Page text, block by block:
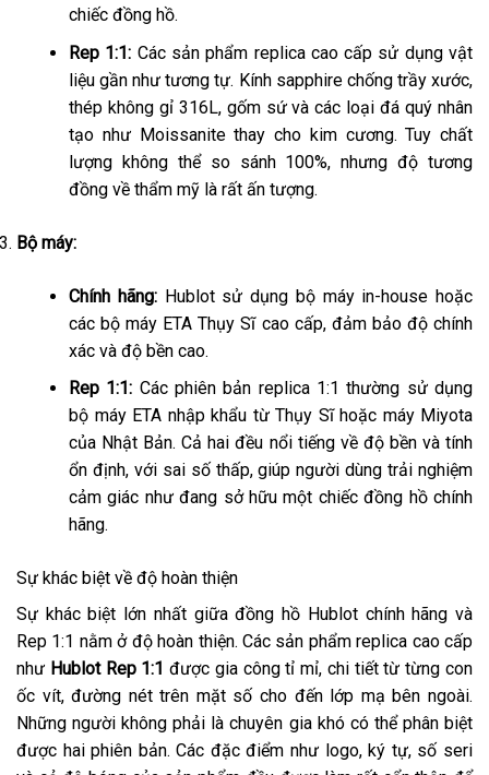
chiếc đồng hồ.
Rep 1:1: Các sản phẩm replica cao cấp sử dụng vật
liệu gần như tương tự. Kính sapphire chống trầy xước,
thép không gỉ 316L, gốm sứ và các loại đá quý nhân
tạo như Moissanite thay cho kim cương. Tuy chất
lượng không thể so sánh 100%, nhưng độ tương
đồng về thẩm mỹ là rất ấn tượng.
Bộ máy:
Chính hãng:Hublot sử dụng bộ máy in-house hoặc
các bộ máy ETA Thụy Sĩ cao cấp, đảm bảo độ chính
xác và độ bền cao.
Rep 1:1: Các phiên bản replica 1:1 thường sử dụng
bộ máy ETA nhập khẩu từ Thụy Sĩ hoặc máy Miyota
của Nhật Bản. Cả hai đều nổi tiếng về độ bền và tính
ổn định, với sai số thấp, giúp người dùng trải nghiệm
cảm giác như đang sở hữu một chiếc đồng hồ chính
hãng.
Sự khác biệt về độ hoàn thiện
Sự khác biệt lớn nhất giữa đồng hồ Hublot chính hãng và
Rep 1:1 nằm ở độ hoàn thiện. Các sản phẩm replica cao cấp
như Hublot Rep 1:1 được gia công tỉ mỉ, chi tiết từ từng con
ốc vít, đường nét trên mặt số cho đến lớp mạ bên ngoài.
Những người không phải là chuyên gia khó có thể phân biệt
được hai phiên bản. Các đặc điểm như logo, ký tự, số seri